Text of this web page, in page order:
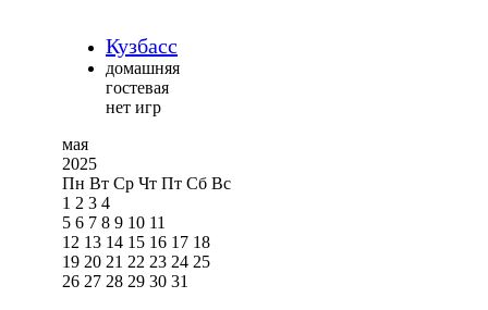
Кузбасс
домашняя
гостевая
нет игр
мая
2025
Пн Вт Ср Чт Пт Сб Вс
1 2 3 4
5 6 7 8 9 10 11
12 13 14 15 16 17 18
19 20 21 22 23 24 25
26 27 28 29 30 31